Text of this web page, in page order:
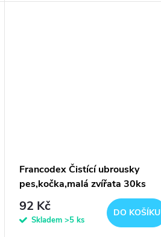
Francodex Čistící ubrousky
pes,kočka,malá zvířata 30ks
92 Kč
Skladem >5 ks
DO KOŠÍKU